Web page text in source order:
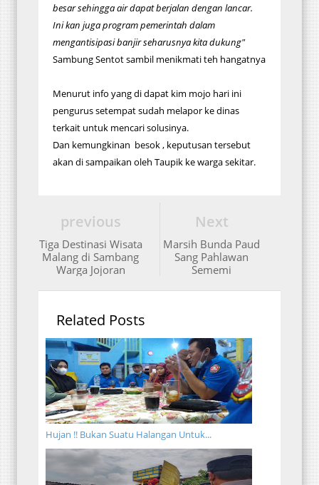
besar sehingga air dapat berjalan dengan lancar.
Ini kan juga program pemerintah dalam
mengantisipasi banjir seharusnya kita dukung"
Sambung Sentot sambil menikmati teh hangatnya
Menurut info yang di dapat kim mojo hari ini
pengurus setempat sudah melapor ke dinas
terkait untuk mencari solusinya.
Dan kemungkinan besok , keputusan tersebut
akan di sampaikan oleh Taupik ke warga sekitar.
Next
Marsih Bunda Paud
Sang Pahlawan
Sememi
previous
Tiga Destinasi Wisata
Malang di Sambang
Warga Jojoran
Related Posts
Hujan !! Bukan Suatu Halangan Untuk...